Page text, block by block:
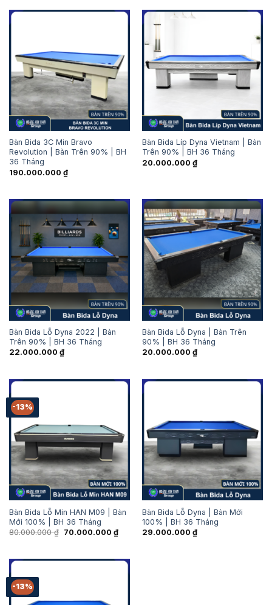
đến
Bàn Bida 3C Min Bravo
Revolution | Bàn Trên 90% | BH
36 Tháng
190.000.000 ₫
Bàn Bida Líp Dyna Vietnam | Bàn
Trên 90% | BH 36 Tháng
20.000.000 ₫
Bàn Bida Lỗ Dyna 2022 | Bàn
Trên 90% | BH 36 Tháng
22.000.000 ₫
Bàn Bida Lỗ Dyna | Bàn Trên
90% | BH 36 Tháng
20.000.000 ₫
-13%
Bàn Bida Lỗ Min HAN M09 | Bàn
Mới 100% | BH 36 Tháng
80.000.000₫
Giá
70.000.000 ₫Giá
hiện
70.000.000 ₫.
Bàn Bida Lỗ Dyna | Bàn Mới
100% | BH 36 Tháng
29.000.000 ₫
-13%